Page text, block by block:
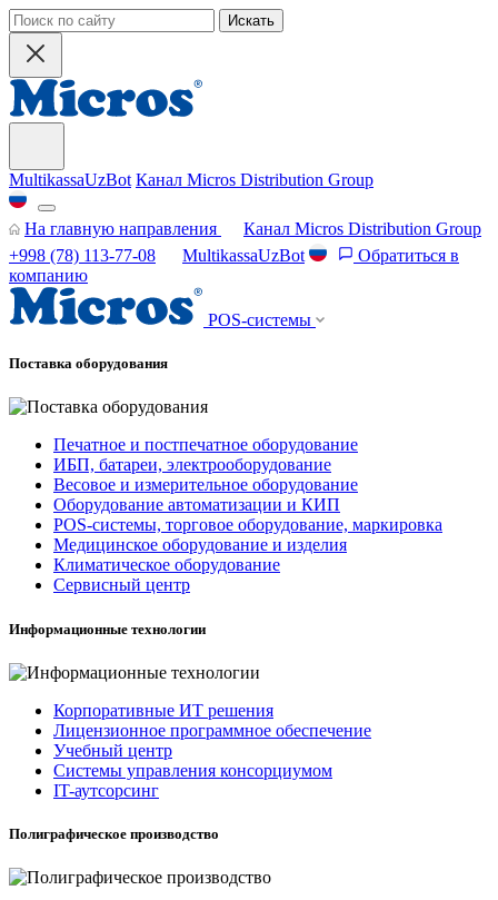
Искать
MultikassaUzBot Канал Micros Distribution Group
На главную направления
Канал Micros Distribution Group
+998 (78) 113-77-08
MultikassaUzBot
Обратиться в
компанию
POS-системы
Поставка оборудования
Печатное и постпечатное оборудование
ИБП, батареи, электрооборудование
Весовое и измерительное оборудование
Оборудование автоматизации и КИП
POS-системы, торговое оборудование, маркировка
Медицинское оборудование и изделия
Климатическое оборудование
Сервисный центр
Информационные технологии
Корпоративные ИТ решения
Лицензионное программное обеспечение
Учебный центр
Системы управления консорциумом
IT-аутсорсинг
Полиграфическое производство